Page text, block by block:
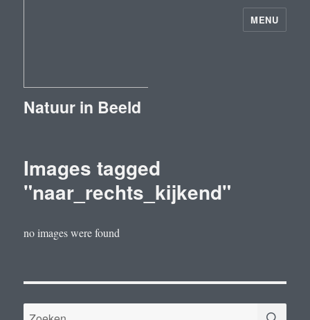
Natuur in Beeld
MENU
Images tagged
"naar_rechts_kijkend"
no images were found
Zoeken